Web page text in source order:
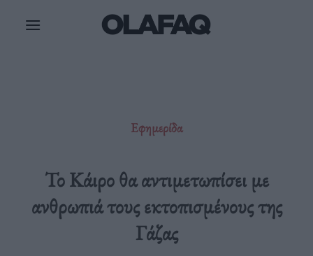
Εφημερίδα
Το Κάιρο θα αντιμετωπίσει με
ανθρωπιά τους εκτοπισμένους της
Γάζας